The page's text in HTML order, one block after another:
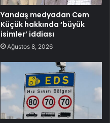
Yandaş medyadan Cem
Küçük hakkında ‘büyük
isimler’ iddiası
Ağustos 8, 2026